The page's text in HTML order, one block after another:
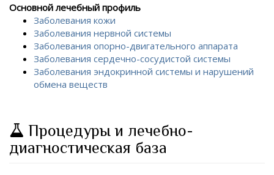
Основной лечебный профиль
Заболевания кожи
Заболевания нервной системы
Заболевания опорно-двигательного аппарата
Заболевания сердечно-сосудистой системы
Заболевания эндокринной системы и нарушений
обмена веществ
Процедуры и лечебно-
диагностическая база